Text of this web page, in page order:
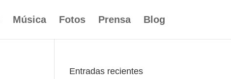
Música Fotos Prensa Blog
Entradas recientes